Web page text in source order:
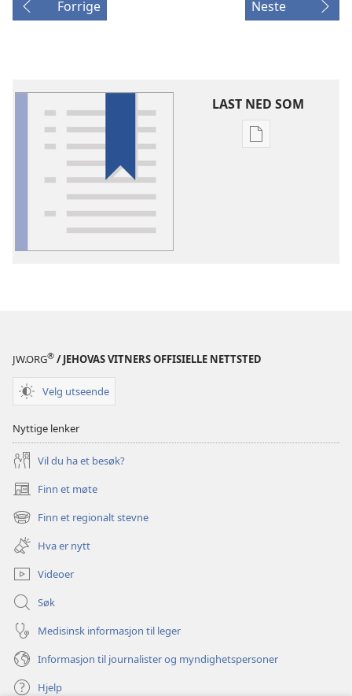
Forrige Neste
LAST NED SOM
JW.ORG® / JEHOVAS VITNERS OFFISIELLE NETTSTED
Velg utseende
Nyttige lenker
Vil du ha et besøk?
Finn et møte
(åpner
nytt
vindu)
Finn et regionalt stevne
(åpner
nytt
vindu)
Hva er nytt
Videoer
Søk
Medisinsk informasjon til leger
Informasjon til journalister og myndighetspersoner
Hjelp